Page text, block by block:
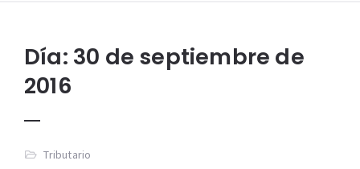
Día: 30 de septiembre de
2016
Tributario